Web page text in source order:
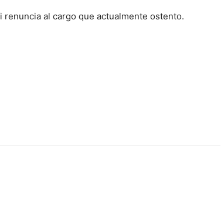
al cargo que actualmente ostento.